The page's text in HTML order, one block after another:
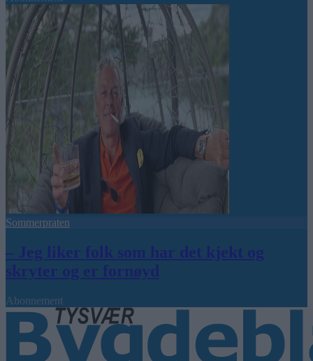
Sommerpraten
– Jeg liker folk som har det kjekt og
skryter og er fornøyd
Abonnement